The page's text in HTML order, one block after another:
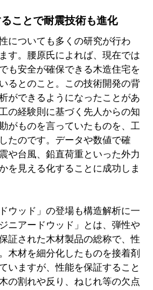
ことで耐震技術も進化
についても多くの研究が行わ
す。腰原氏によれば、現在では
も安全が確保できる木造住宅を
るとのこと。この技術開発の背
ができるようになったことがあ
の経験則に基づく先人からの知
がものを言っていたものを、工
たのです。データや数値で確
や台風、鉛直荷重といった外力
を見える化することに成功しま
ウッド」の登場も構造解析に一
ニアードウッド」とは、弾性や
証された木材製品の総称で、性
木材を細分化したものを接着剤
いますが、性能を保証すること
の割れや反り、ねじれ等の欠点